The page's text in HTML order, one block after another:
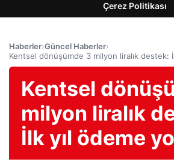
Çerez Politikası
Haberler›Güncel Haberler›
Kentsel dönüşümde 3 milyon liralık destek:
Kentsel
milyon liralık
İlk yıl ödeme